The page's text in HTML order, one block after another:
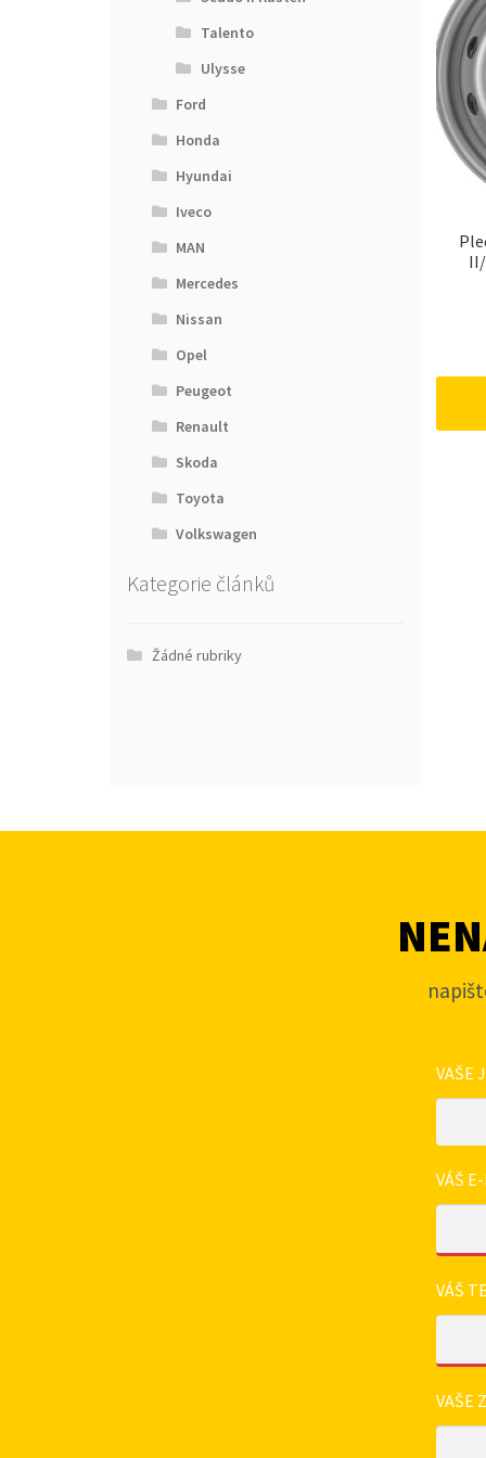
Talento
Ulysse
Ford
Honda
Hyundai
Iveco
MAN
Mercedes
Nissan
Opel
Peugeot
Renault
Skoda
Toyota
Volkswagen
Kategorie článků
Žádné rubriky
VAŠE
VÁŠ
VÁŠ
VAŠE